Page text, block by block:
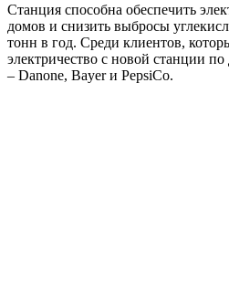
Станция способна обеспечить
домов и снизить выбросы
тонн в год. Среди клиентов,
электричество с новой станции
– Danone, Bayer и PepsiCo.